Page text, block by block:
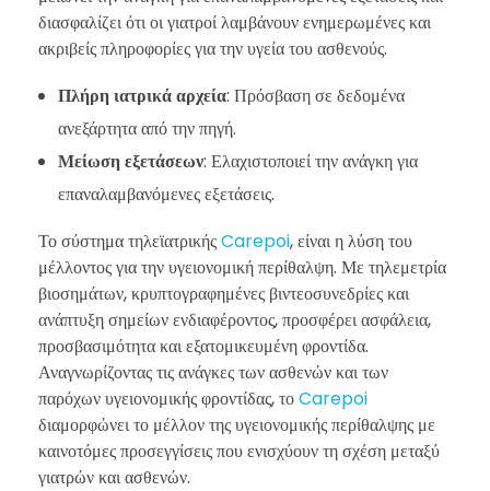
διασφαλίζει ότι οι γιατροί λαμβάνουν ενημερωμένες και
ακριβείς πληροφορίες για την υγεία του ασθενούς.
Πλήρη ιατρικά αρχεία: Πρόσβαση σε δεδομένα
ανεξάρτητα από την πηγή.
Μείωση εξετάσεων: Ελαχιστοποιεί την ανάγκη για
επαναλαμβανόμενες εξετάσεις.
Το σύστημα τηλεϊατρικήςCarepoi, είναι η λύση του
μέλλοντος για την υγειονομική περίθαλψη. Με τηλεμετρία
βιοσημάτων, κρυπτογραφημένες βιντεοσυνεδρίες και
ανάπτυξη σημείων ενδιαφέροντος, προσφέρει ασφάλεια,
προσβασιμότητα και εξατομικευμένη φροντίδα.
Αναγνωρίζοντας τις ανάγκες των ασθενών και των
παρόχων υγειονομικής φροντίδας, τοCarepoi
διαμορφώνει το μέλλον της υγειονομικής περίθαλψης με
καινοτόμες προσεγγίσεις που ενισχύουν τη σχέση μεταξύ
γιατρών και ασθενών.